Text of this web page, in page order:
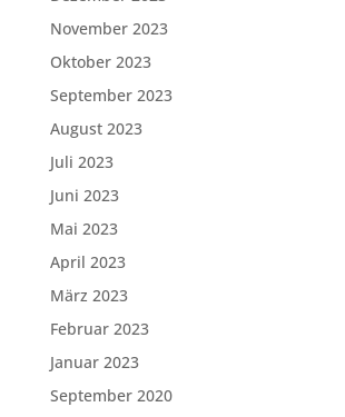
November 2023
Oktober 2023
September 2023
August 2023
Juli 2023
Juni 2023
Mai 2023
April 2023
März 2023
Februar 2023
Januar 2023
September 2020